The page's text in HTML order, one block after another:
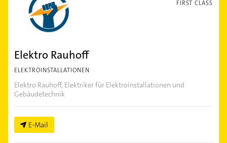
FIRST CLASS
Elektro Rauhoff
ELEKTROINSTALLATIONEN
Elektro Rauhoff, Elektriker für Elektroinstallationen und
Gebäudetechnik
E-Mail